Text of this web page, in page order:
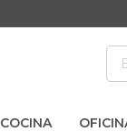
COCINA